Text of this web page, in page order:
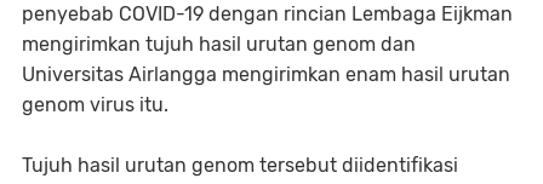
penyebab COVID-19 dengan rincian Lembaga Eijkman
mengirimkan tujuh hasil urutan genom dan
Universitas Airlangga mengirimkan enam hasil urutan
genom virus itu.
Tujuh hasil urutan genom tersebut diidentifikasi